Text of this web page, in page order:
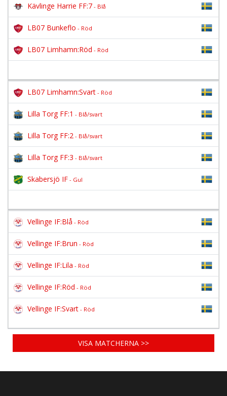
Kävlinge Harrie FF:7 - Blå
LB07 Bunkeflo - Röd
LB07 Limhamn:Röd - Röd
LB07 Limhamn:Svart - Röd
Lilla Torg FF:1 - Blå/svart
Lilla Torg FF:2 - Blå/svart
Lilla Torg FF:3 - Blå/svart
Skabersjö IF - Gul
Vellinge IF:Blå - Röd
Vellinge IF:Brun - Röd
Vellinge IF:Lila - Röd
Vellinge IF:Röd - Röd
Vellinge IF:Svart - Röd
VISA MATCHERNA >>